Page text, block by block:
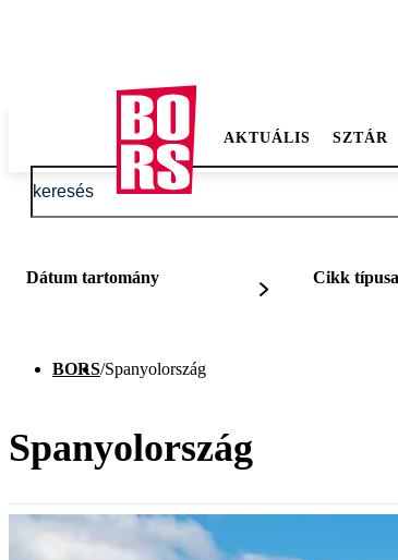
AKTUÁLIS SZTÁR
Dátum tartomány Cikk típusa
BORS/Spanyolország
Spanyolország